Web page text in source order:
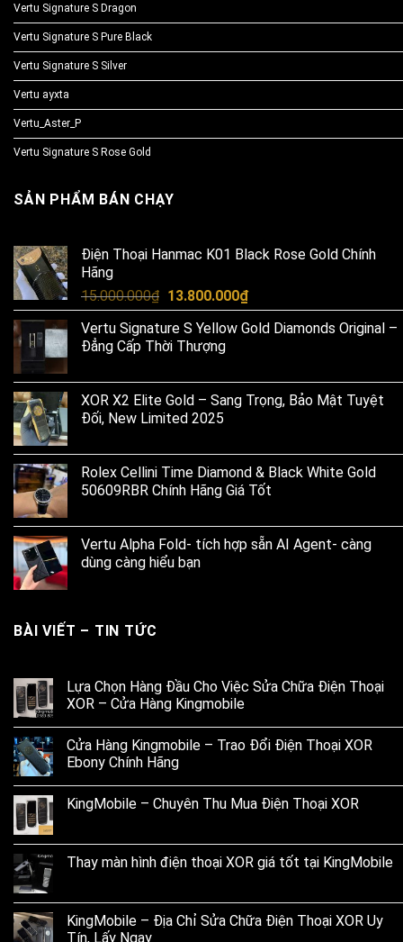
Vertu Signature S Dragon
Vertu Signature S Pure Black
Vertu Signature S Silver
Vertu ayxta
Vertu_Aster_P
Vertu Signature S Rose Gold
SẢN PHẨM BÁN CHẠY
Điện Thoại Hanmac K01 Black Rose Gold Chính
Hãng
15.000.000₫ Original
price
was:
15.000.000₫.
13.800.000₫Current
price
is:
Vertu Signature S Yellow Gold Diamonds Original –
Đẳng Cấp Thời Thượng
XOR X2 Elite Gold – Sang Trọng, Bảo Mật Tuyệt
Đối, New Limited 2025
Rolex Cellini Time Diamond & Black White Gold
50609RBR Chính Hãng Giá Tốt
Vertu Alpha Fold- tích hợp sẵn AI Agent- càng
dùng càng hiểu bạn
BÀI VIẾT – TIN TỨC
Lựa Chọn Hàng Đầu Cho Việc Sửa Chữa Điện Thoại
XOR – Cửa Hàng Kingmobile
Cửa Hàng Kingmobile – Trao Đổi Điện Thoại XOR
Ebony Chính Hãng
KingMobile – Chuyên Thu Mua Điện Thoại XOR
Thay màn hình điện thoại XOR giá tốt tại KingMobile
KingMobile – Địa Chỉ Sửa Chữa Điện Thoại XOR Uy
Tín, Lấy Ngay